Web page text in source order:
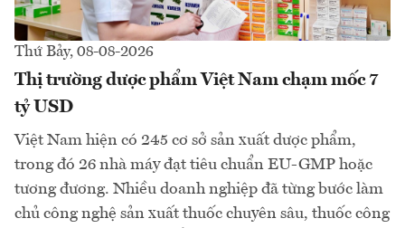
Thứ Bảy, 08-08-2026
Thị trường dược phẩm Việt Nam chạm mốc 7
tỷ USD
Việt Nam hiện có 245 cơ sở sản xuất dược phẩm,
trong đó 26 nhà máy đạt tiêu chuẩn EU-GMP hoặc
tương đương. Nhiều doanh nghiệp đã từng bước làm
chủ công nghệ sản xuất thuốc chuyên sâu, thuốc công